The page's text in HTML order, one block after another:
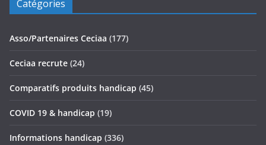
Catégories
Asso/Partenaires Ceciaa (177)
Ceciaa recrute (24)
Comparatifs produits handicap (45)
COVID 19 & handicap (19)
Informations handicap (336)